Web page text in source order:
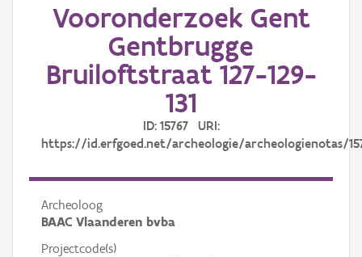
AanmeldenVooronderzoek Gent
Gentbrugge
Bruiloftstraat 127-129-
131
ID: 15767 URI:
https://id.erfgoed.net/archeologie/archeologienotas/
Archeoloog
BAAC Vlaanderen bvba
Projectcode(s)